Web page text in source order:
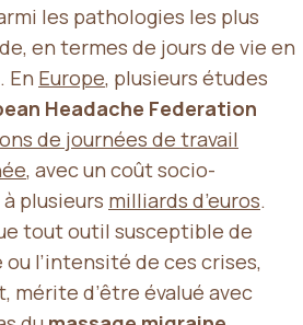
les pathologies les plus
en termes de jours de vie en
En Europe, plusieurs études
Headache Federation
de journées de travail
, avec un coût socio-
plusieurs milliards d’euros.
tout outil susceptible de
l’intensité de ces crises,
mérite d’être évalué avec